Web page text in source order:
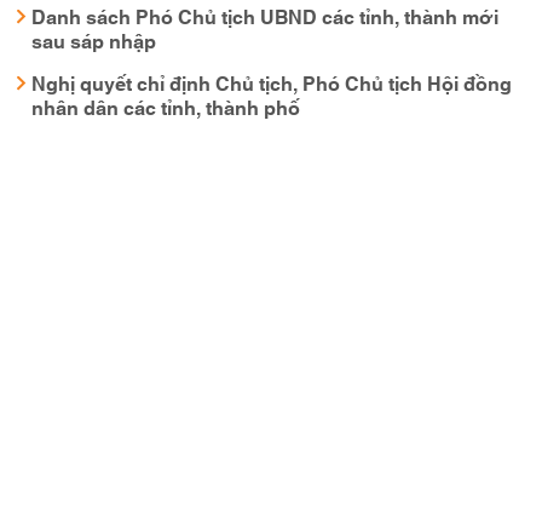
Danh sách Phó Chủ tịch UBND các tỉnh, thành mới
sau sáp nhập
Nghị quyết chỉ định Chủ tịch, Phó Chủ tịch Hội đồng
nhân dân các tỉnh, thành phố